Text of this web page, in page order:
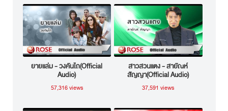
ยายแล่ม - วงคันไถ(Official
Audio)
57,316 views
สาวสวนแตง - สายัณห์
สัญญา(Official Audio)
37,591 views